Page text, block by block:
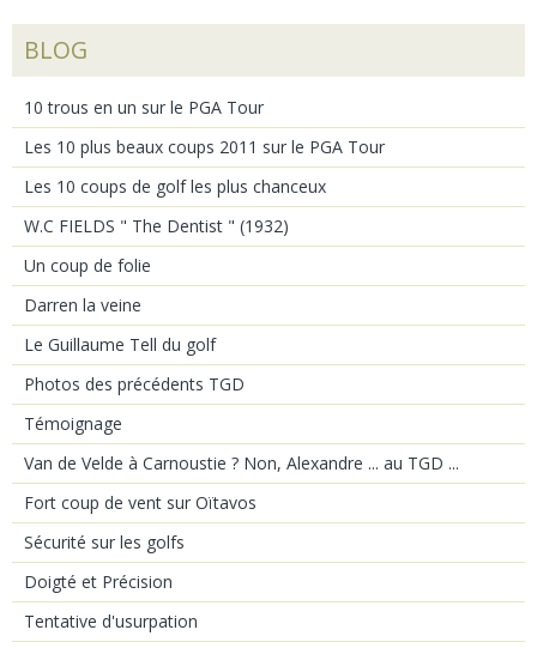
BLOG
10 trous en un sur le PGA Tour
Les 10 plus beaux coups 2011 sur le PGA Tour
Les 10 coups de golf les plus chanceux
W.C FIELDS " The Dentist " (1932)
Un coup de folie
Darren la veine
Le Guillaume Tell du golf
Photos des précédents TGD
Témoignage
Van de Velde à Carnoustie ? Non, Alexandre ... au TGD ...
Fort coup de vent sur Oïtavos
Sécurité sur les golfs
Doigté et Précision
Tentative d'usurpation